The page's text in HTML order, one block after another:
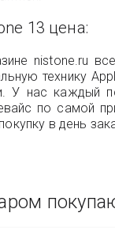
13 цена:
nistone.ru
технику
У нас каждый
по самой
в день